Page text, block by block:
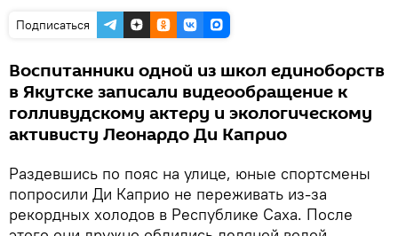
Подписаться
Воспитанники одной из школ единоборств
в Якутске записали видеообращение к
голливудскому актеру и экологическому
активисту Леонардо Ди Каприо
Раздевшись по пояс на улице, юные спортсмены
попросили Ди Каприо не переживать из-за
рекордных холодов в Республике Саха. После